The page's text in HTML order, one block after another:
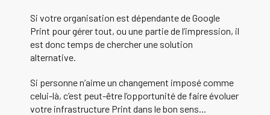
Si votre organisation est dépendante de Google
Print pour gérer tout, ou une partie de l’impression, il
est donc temps de chercher une solution
alternative.
Si personne n’aime un changement imposé comme
celui-là, c’est peut-être l’opportunité de faire évoluer
votre infrastructure Print dans le bon sens...